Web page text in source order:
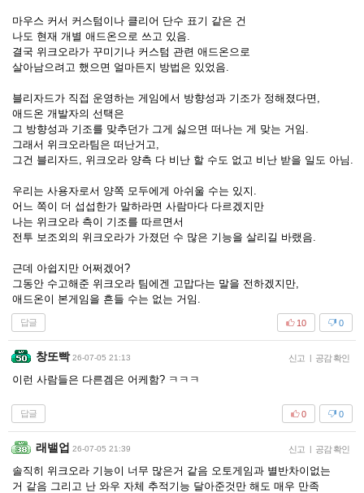
마우스 커서 커스텀이나 클리어 단수 표기 같은 건
나도 현재 개별 애드온으로 쓰고 있음.
결국 위크오라가 꾸미기나 커스텀 관련 애드온으로
살아남으려고 했으면 얼마든지 방법은 있었음.
블리자드가 직접 운영하는 게임에서 방향성과 기조가 정해졌다면,
애드온 개발자의 선택은
그 방향성과 기조를 맞추던가 그게 싫으면 떠나는 게 맞는 거임.
그래서 위크오라팀은 떠난거고,
그건 블리자드, 위크오라 양측 다 비난 할 수도 없고 비난 받을 일도 아님.
우리는 사용자로서 양쪽 모두에게 아쉬울 수는 있지.
어느 쪽이 더 섭섭한가 말하라면 사람마다 다르겠지만
나는 위크오라 측이 기조를 따르면서
전투 보조외의 위크오라가 가졌던 수 많은 기능을 살리길 바랬음.
근데 아쉽지만 어쩌겠어?
그동안 수고해준 위크오라 팀에겐 고맙다는 말을 전하겠지만,
애드온이 본게임을 흔들 수는 없는 거임.
답글 0
10
창또빡 26-07-05 21:13 신고 | 공감 확인
이런 사람들은 다른겜은 어케함? ㅋㅋㅋ
답글 0
0
래밸업 26-07-05 21:39 신고 | 공감 확인
솔직히 위크오라 기능이 너무 많은거 같음 오토게임과 별반차이없는
거 같음 그리고 난 와우 자체 추적기능 달아준것만 해도 매우 만족